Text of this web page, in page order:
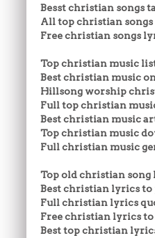
Besst christian songs
All top christian songs
Free christian songs
Top christian music
Best christian music
Hillsong worship
Full top christian
Best christian music
Top christian music
Full christian music
Top old christian song
Best christian lyrics to
Full christian lyrics
Free christian lyrics to
Best top christian